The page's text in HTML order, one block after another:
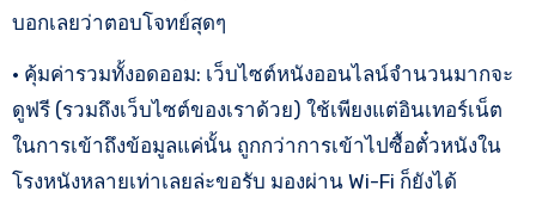
บอกเลยว่าตอบโจทย์สุดๆ
• คุ้มค่ารวมทั้งอดออม: เว็บไซต์หนังออนไลน์จำนวนมากจะ
ดูฟรี (รวมถึงเว็บไซต์ของเราด้วย) ใช้เพียงแต่อินเทอร์เน็ต
ในการเข้าถึงข้อมูลแค่นั้น ถูกกว่าการเข้าไปซื้อตั๋วหนังใน
โรงหนังหลายเท่าเลยล่ะขอรับ มองผ่าน Wi-Fi ก็ยังได้